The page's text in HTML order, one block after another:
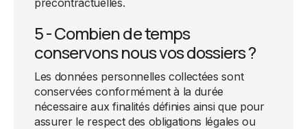
précontractuelles.
5 - Combien de temps
conservons nous vos dossiers ?
Les données personnelles collectées sont
conservées conformément à la durée
nécessaire aux finalités définies ainsi que pour
assurer le respect des obligations légales ou